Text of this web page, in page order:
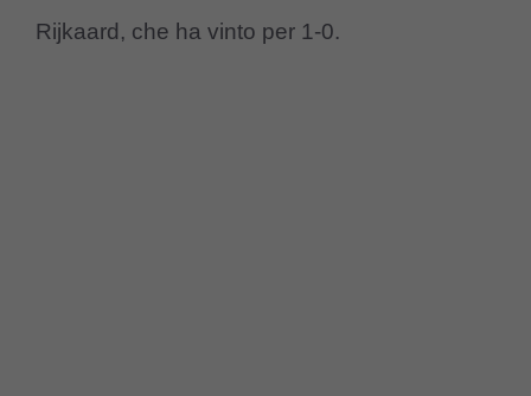
Rijkaard, che ha vinto per 1-0.